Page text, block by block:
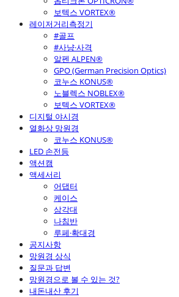
보텍스 VORTEX®
레이저거리측정기
#골프
#사냥·사격
알펜 ALPEN®
GPO (German Precision Optics)
코누스 KONUS®
노블렉스 NOBLEX®
보텍스 VORTEX®
디지털 야시경
열화상 망원경
코누스 KONUS®
LED 손전등
액션캠
액세서리
어댑터
케이스
삼각대
나침반
루페·확대경
공지사항
망원경 상식
질문과 답변
망원경으로 볼 수 있는 것?
내돈내산 후기